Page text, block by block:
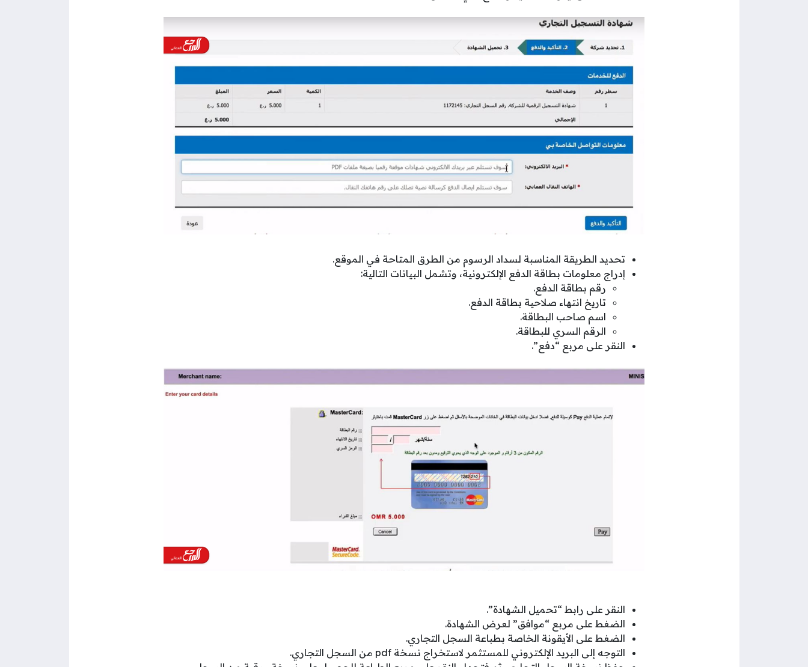
تحديد الطريقة المناسبة لسداد الرسوم من الطرق المتاحة في الموقع.
إدراج معلومات بطاقة الدفع الإلكترونية، وتشمل البيانات التالية:
رقم بطاقة الدفع.
تاريخ انتهاء صلاحية بطاقة الدفع.
اسم صاحب البطاقة.
الرقم السري للبطاقة.
النقر على مربع “دفع”.
النقر على رابط “تحميل الشهادة”.
الضغط على مربع “موافق” لعرض الشهادة.
الضغط على الأيقونة الخاصة بطباعة السجل التجاري.
التوجه إلى البريد الإلكتروني للمستثمر لاستخراج نسخة pdf من السجل التجاري.